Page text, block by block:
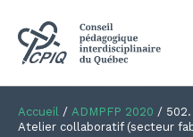
Accueil / ADMPFP 2020 /
Atelier collaboratif (secteur